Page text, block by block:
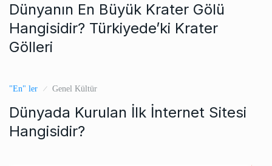
Dünyanın En Büyük Krater Gölü
Hangisidir? Türkiyede’ki Krater
Gölleri
"En" ler Genel Kültür
Dünyada Kurulan İlk İnternet Sitesi
Hangisidir?